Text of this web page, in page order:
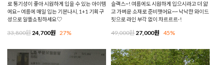
로 통기성이 좋아 시원하게 입을 수 있는 아이템
에요~ 여름에 매일 입는 기본나시, 1+1 기획구
성으로 알뜰쇼핑하세요♡
33,800원24,700원 27%
슬랙스~! 여름에도 시원하게 입으시라고 더 얇
고 가벼운 소재로 준비햇어요~~ 낙낙한 와이드
핏으로 라인 부각 없이 차르르르-!
49,000원27,000원 45%